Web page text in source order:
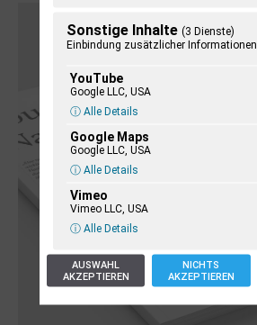
Sonstige Inhalte (3 Dienste)
Einbindung zusätzlicher Informationen
YouTube
Google LLC, USA
ⓘ Alle Details
Google Maps
Google LLC, USA
ⓘ Alle Details
Vimeo
Vimeo LLC, USA
ⓘ Alle Details
AUSWAHL
AKZEPTIEREN
NICHTS
AKZEPTIEREN